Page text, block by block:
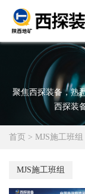
聚焦西探装备，熟
西探装
首页 > MJS施工班组
MJS施工班组